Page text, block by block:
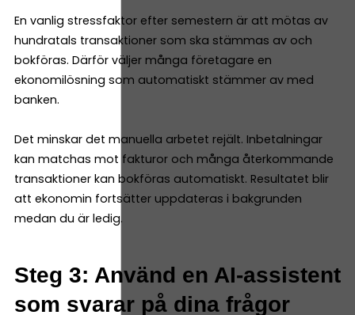
En vanlig stressfaktor efter semestern är att mötas av
hundratals transaktioner som ska stämmas av och
bokföras. Därför väljer många företagare en
ekonomilösning som automatiskt stämmer av med
banken.
Det minskar det manuella arbetet rejält. Inbetalningar
kan matchas mot fakturor och många återkommande
transaktioner kan bokföras automatiskt. Resultatet blir
att ekonomin fortsätter uppdateras i bakgrunden
medan du är ledig.
Steg 3: Använd en AI-assistent
som svarar på dina frågor